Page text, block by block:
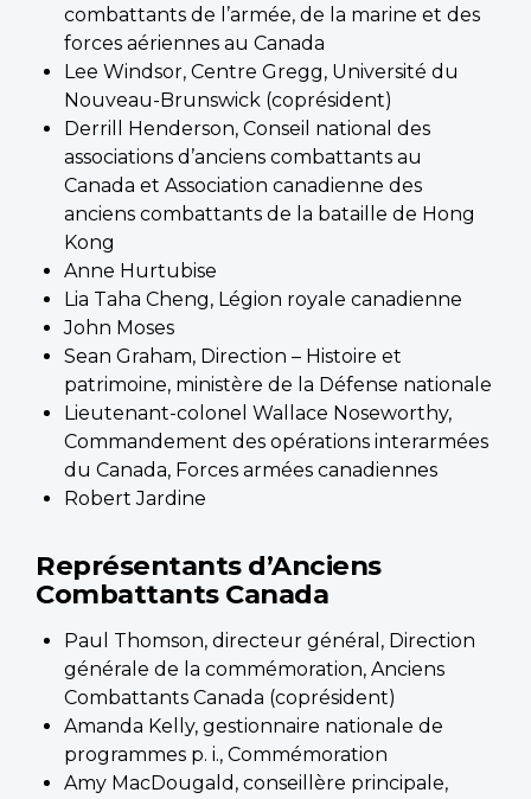
combattants de l’armée, de la marine et des
forces aériennes au Canada
Lee Windsor, Centre Gregg, Université du
Nouveau-Brunswick (coprésident)
Derrill Henderson, Conseil national des
associations d’anciens combattants au
Canada et Association canadienne des
anciens combattants de la bataille de Hong
Kong
Anne Hurtubise
Lia Taha Cheng, Légion royale canadienne
John Moses
Sean Graham, Direction – Histoire et
patrimoine, ministère de la Défense nationale
Lieutenant-colonel Wallace Noseworthy,
Commandement des opérations interarmées
du Canada, Forces armées canadiennes
Robert Jardine
Représentants d’Anciens
Combattants Canada
Paul Thomson, directeur général, Direction
générale de la commémoration, Anciens
Combattants Canada (coprésident)
Amanda Kelly, gestionnaire nationale de
programmes p. i., Commémoration
Amy MacDougald, conseillère principale,